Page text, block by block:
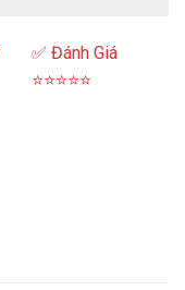
✅ Đánh Giá
⭐⭐⭐⭐⭐